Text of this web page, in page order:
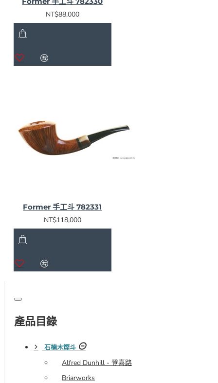
煙斗，然後他從這些煙斗來決定是否聘用。 Formar 回
憶起，這是相當重要的，也是必要的測驗， Former 嚴
肅地對待著這件事。於是 Former 打電話問 Paul ，詢問
Former 可以在他的店裡按照他的要求製作煙斗。
次，從美國發來一張數量為 80 支的煙斗訂單，這需要
非常高頻率的工作， Former 堅持不懈地工作著，時常
會徵詢他的朋友與同事與 Knudsen 的意見。「 Sven
他為 Larsen 工作了10年，並成為了工廠裡19位煙斗師
父的總監，其中包括後來成為世界矚目的煙斗製作大師
的 Teddy Knudsen 和 Tonni Nielsen。他工作需包括查
斗都有著強烈的責任感，他 同時在自己家裡建了一間工
那一年，Emil Chonowitsch 和 Jess Chonowitch 被來自
Emil 與 Former 商量，問他是否願意製作一些高品質的
了，他並同意每月完成15把煙斗。當日本人的需求持續
己的煙斗。
NT$88,000
Former 手工斗 782331
NT$118,000
產品目錄
石楠木煙斗
Alfred Dunhill - 登喜路
Briarworks